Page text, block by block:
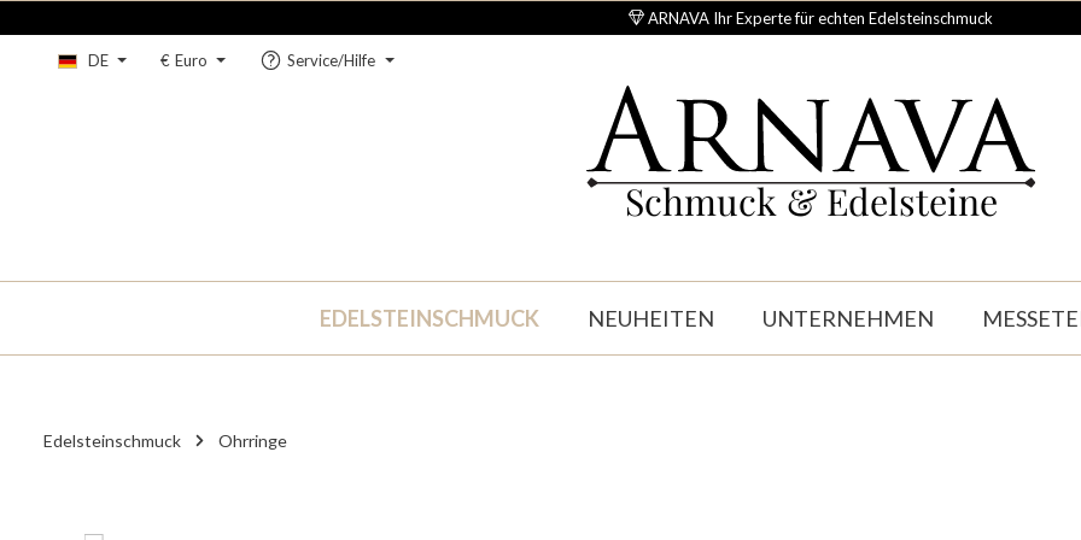
ARNAVA Ihr Experte für echten Edelsteinschmuck
DE € Euro Service/Hilfe
Schmuck & Edelsteine
EDELSTEINSCHMUCK NEUHEITEN UNTERNEHMEN
Edelsteinschmuck Ohrringe